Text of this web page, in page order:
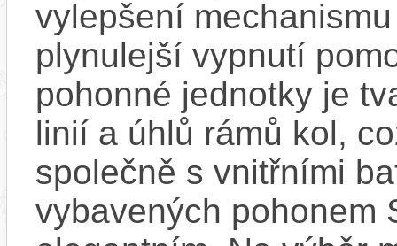
vylepšení
plynulejší vypnutí
pohonné jednotky je
linií a úhlů rámů kol,
společně s vnitřními
vybavených pohonem